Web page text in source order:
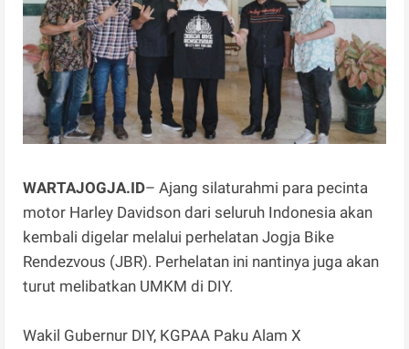
WARTAJOGJA.ID– Ajang silaturahmi para pecinta
motor Harley Davidson dari seluruh Indonesia akan
kembali digelar melalui perhelatan Jogja Bike
Rendezvous (JBR). Perhelatan ini nantinya juga akan
turut melibatkan UMKM di DIY.
Wakil Gubernur DIY, KGPAA Paku Alam X